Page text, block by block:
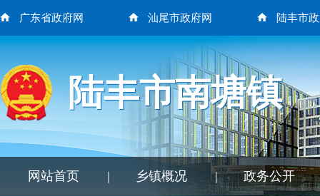
广东省政府网 汕尾市政府网 陆丰市
陆丰市南塘镇
网站首页 | 乡镇概况 | 政务公开